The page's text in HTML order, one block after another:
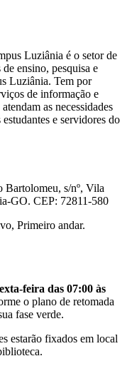
Luziânia é o setor de
ensino, pesquisa e
Luziânia. Tem por
de informação e
as necessidades
e servidores do
Bartolomeu, s/nº, Vila
GO. CEP: 72811-580
Primeiro andar.
feira das 07:00 às
o plano de retomada
fase verde.
estarão fixados em local